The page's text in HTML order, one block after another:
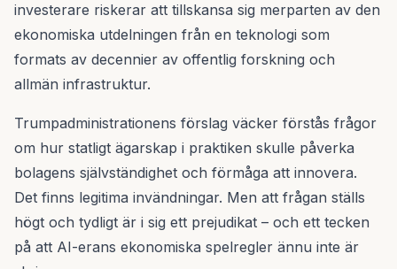
investerare riskerar att tillskansa sig merparten av den
ekonomiska utdelningen från en teknologi som
formats av decennier av offentlig forskning och
allmän infrastruktur.
Trumpadministrationens förslag väcker förstås frågor
om hur statligt ägarskap i praktiken skulle påverka
bolagens självständighet och förmåga att innovera.
Det finns legitima invändningar. Men att frågan ställs
högt och tydligt är i sig ett prejudikat – och ett tecken
på att AI-erans ekonomiska spelregler ännu inte är